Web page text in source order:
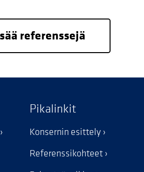
referenssejä
Pikalinkit
Konsernin esittely
Referenssikohteet